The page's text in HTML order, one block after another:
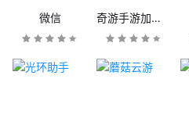
微信 奇游手游加速器